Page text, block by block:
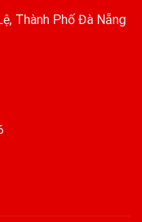
Thành Phố Đà Nẵng